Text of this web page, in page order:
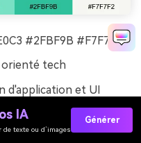
#2FBF9B #F7F7F2
orienté tech
d'application et UI
des panneaux
IA
texte ou d’images
Générer